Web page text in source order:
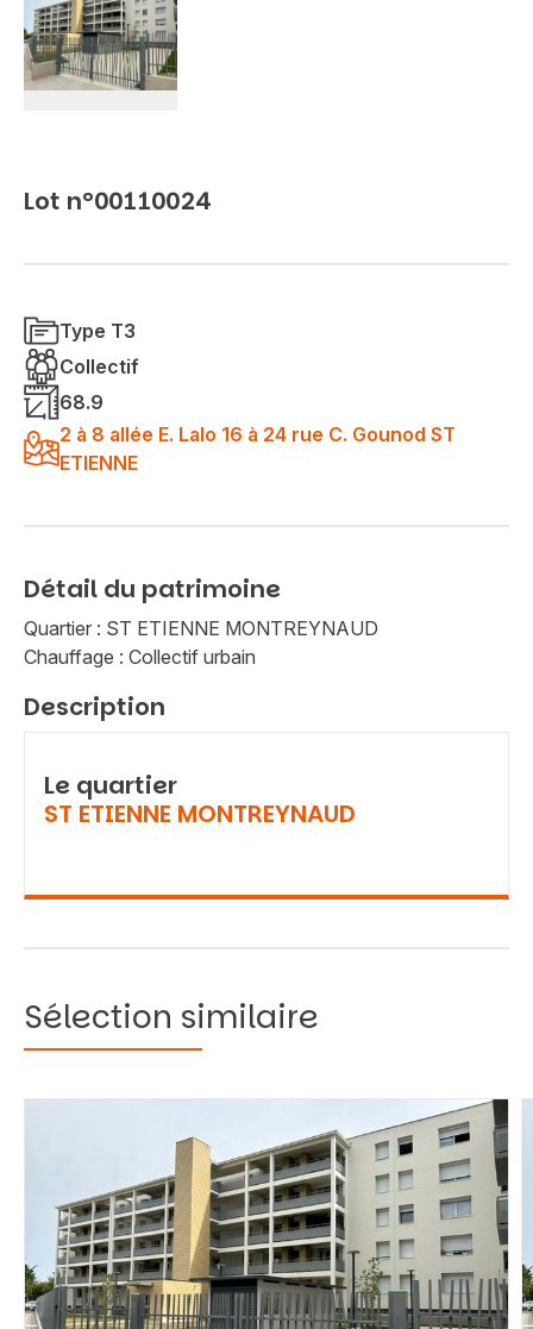
Lot n°00110024
Type T3
Collectif
68.9
2 à 8 allée E. Lalo 16 à 24 rue C. Gounod ST
ETIENNE
Détail du patrimoine
Quartier : ST ETIENNE MONTREYNAUD
Chauffage : Collectif urbain
Description
Le quartier
ST ETIENNE MONTREYNAUD
Sélection similaire